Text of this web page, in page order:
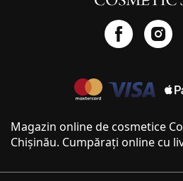
Magazin online de cosmetice
Chișinău. Cumpărați online cu